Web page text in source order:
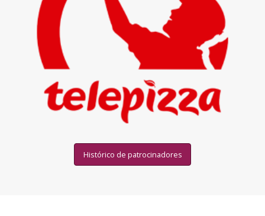
Histórico de patrocinadores